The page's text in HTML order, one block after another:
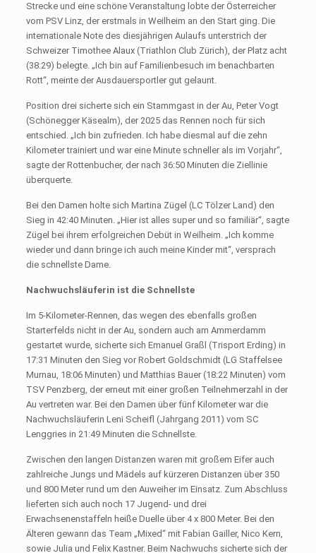
Strecke und eine schöne Veranstaltung lobte der Österreicher
vom PSV Linz, der erstmals in Weilheim an den Start ging. Die
internationale Note des diesjährigen Aulaufs unterstrich der
Schweizer Timothee Alaux (Triathlon Club Zürich), der Platz acht
(38:29) belegte. „Ich bin auf Familienbesuch im benachbarten
Rott“, meinte der Ausdauersportler gut gelaunt.
Position drei sicherte sich ein Stammgast in der Au, Peter Vogt
(Schönegger Käsealm), der 2025 das Rennen noch für sich
entschied. „Ich bin zufrieden. Ich habe diesmal auf die zehn
Kilometer trainiert und war eine Minute schneller als im Vorjahr“,
sagte der Rottenbucher, der nach 36:50 Minuten die Ziellinie
überquerte.
Bei den Damen holte sich Martina Zügel (LC Tölzer Land) den
Sieg in 42:40 Minuten. „Hier ist alles super und so familiär“, sagte
Zügel bei ihrem erfolgreichen Debüt in Weilheim. „Ich komme
wieder und dann bringe ich auch meine Kinder mit“, versprach
die schnellste Dame.
Nachwuchsläuferin ist die Schnellste
Im 5-Kilometer-Rennen, das wegen des ebenfalls großen
Starterfelds nicht in der Au, sondern auch am Ammerdamm
gestartet wurde, sicherte sich Emanuel Graßl (Trisport Erding) in
17:31 Minuten den Sieg vor Robert Goldschmidt (LG Staffelsee
Murnau, 18:06 Minuten) und Matthias Bauer (18:22 Minuten) vom
TSV Penzberg, der erneut mit einer großen Teilnehmerzahl in der
Au vertreten war. Bei den Damen über fünf Kilometer war die
Nachwuchsläuferin Leni Scheifl (Jahrgang 2011) vom SC
Lenggries in 21:49 Minuten die Schnellste.
Zwischen den langen Distanzen waren mit großem Eifer auch
zahlreiche Jungs und Mädels auf kürzeren Distanzen über 350
und 800 Meter rund um den Auweiher im Einsatz. Zum Abschluss
lieferten sich auch noch 17 Jugend- und drei
Erwachsenenstaffeln heiße Duelle über 4 x 800 Meter. Bei den
Älteren gewann das Team „Mixed“ mit Fabian Gailler, Nico Kern,
sowie Julia und Felix Kastner. Beim Nachwuchs sicherte sich der